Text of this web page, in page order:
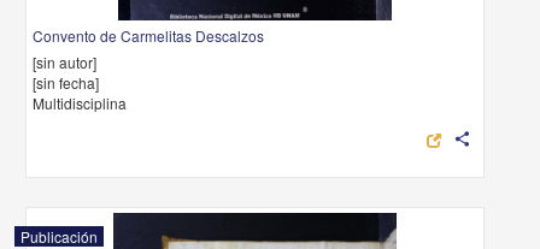
Convento de Carmelitas Descalzos
[sin autor]
[sin fecha]
Multidisciplina
share
Publicación